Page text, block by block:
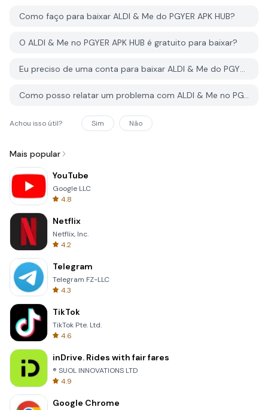
Como faço para baixar ALDI & Me do PGYER APK HUB?
O ALDI & Me no PGYER APK HUB é gratuito para baixar?
Eu preciso de uma conta para baixar ALDI & Me do PGYER APK HUB?
Como posso relatar um problema com ALDI & Me no PGYER APK HUB?
Achou isso útil? Sim Não
Mais popular
YouTube
Google LLC
4.8
Netflix
Netflix, Inc.
4.2
Telegram
Telegram FZ-LLC
4.3
TikTok
TikTok Pte. Ltd.
4.6
inDrive. Rides with fair fares
® SUOL INNOVATIONS LTD
4.9
Google Chrome